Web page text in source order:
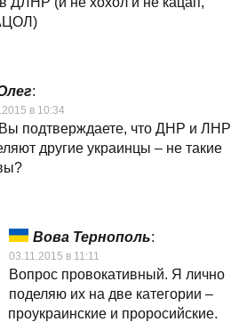
:
в 10:34
подтверждаете, что ДНР и ЛНР
другие украинцы – не такие
Вова Тернополь:
03.11.2015 в 11:11
Вопрос провокативный. Я лично
поделяю их на две категории –
проукраинские и проросийские.